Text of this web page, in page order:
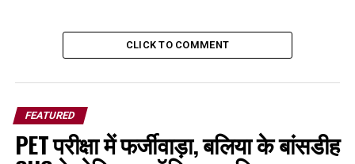
CLICK TO COMMENT
FEATURED
PET परीक्षा में फर्जीवाड़ा, बलिया के बांसडीह